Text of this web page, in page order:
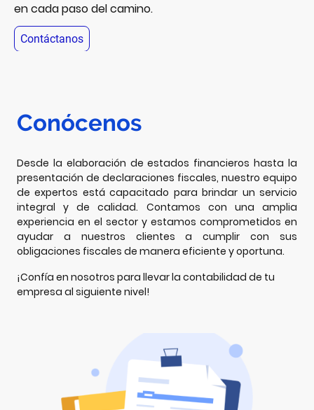
en cada paso del camino.
Contáctanos
Conócenos
Desde la elaboración de estados financieros hasta la
presentación de declaraciones fiscales, nuestro equipo
de expertos está capacitado para brindar un servicio
integral y de calidad. Contamos con una amplia
experiencia en el sector y estamos comprometidos en
ayudar a nuestros clientes a cumplir con sus
obligaciones fiscales de manera eficiente y oportuna.
¡Confía en nosotros para llevar la contabilidad de tu
empresa al siguiente nivel!